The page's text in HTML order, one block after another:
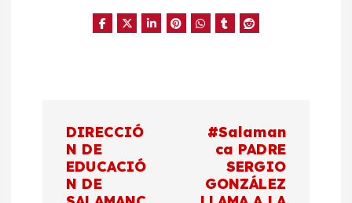
DIRECCIÓ
N DE
EDUCACIÓ
N DE
#Salaman
ca PADRE
SERGIO
GONZÁLEZ